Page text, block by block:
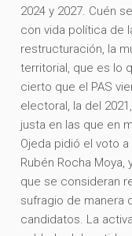
2024 y 2027. Cuén
con vida política de
restructuración, la
territorial, que es lo
cierto que el PAS
electoral, la del
justa en las que en
Ojeda pidió el voto
Rubén Rocha Moya,
que se consideran
sufragio de manera
candidatos. La